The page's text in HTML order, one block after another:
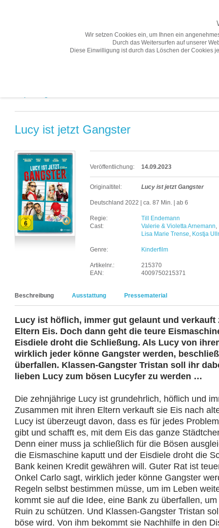
Lucy ist jetzt Gangster
Veröffentlichung: 14.09.2023
Originaltitel: Lucy ist jetzt Gangster
Deutschland 2022 | ca. 87 Min. | ab 6
Regie:
Till Endemann
Cast:
Valerie & Violetta Arnemann,
Lisa Marie Trense, Kostja
Genre: Kinderfilm
Artikelnr.:
215370
EAN:
4009750215371
Beschreibung Ausstattung Pressematerial
Lucy ist höflich, immer gut gelaunt und verkauft
Eltern Eis. Doch dann geht die teure
Eisdiele droht die Schließung. Als Lucy von
wirklich jeder könne Gangster werden,
überfallen. Klassen-Gangster Tristan soll ihr
lieben Lucy zum bösen Lucyfer zu werden …
Die zehnjährige Lucy ist grundehrlich, höflich und
Zusammen mit ihren Eltern verkauft sie Eis nach
Lucy ist überzeugt davon, dass es für jedes
gibt und schafft es, mit dem Eis das ganze
Denn einer muss ja schließlich für die Bösen
die Eismaschine kaputt und der Eisdiele droht die
Bank keinen Kredit gewähren will. Guter Rat ist
Onkel Carlo sagt, wirklich jeder könne Gangster
Regeln selbst bestimmen müsse, um im Leben
kommt sie auf die Idee, eine Bank zu überfallen,
Ruin zu schützen. Und Klassen-Gangster Tristan
böse wird. Von ihm bekommt sie Nachhilfe in den
Wir setzen Cookies ein, um Ihnen ein
Durch das Weitersurfen auf unserer
Diese Einwilligung ist durch das Löschen der Cookies